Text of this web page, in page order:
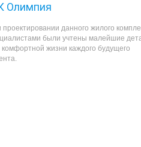
Олимпия
проектировании данного жилого
были учтены малейшие
комфортной жизни каждого будущего